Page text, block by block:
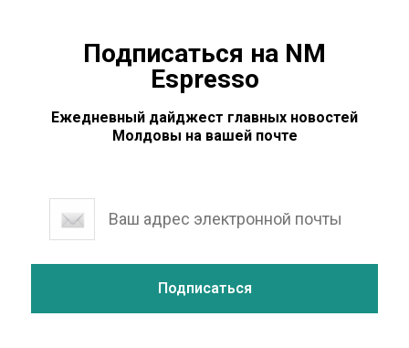
Подписаться на NM
Espresso
Ежедневный дайджест главных новостей
Молдовы на вашей почте